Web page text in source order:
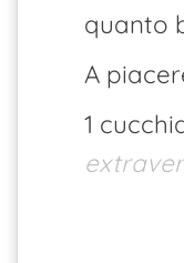
quanto
A
1